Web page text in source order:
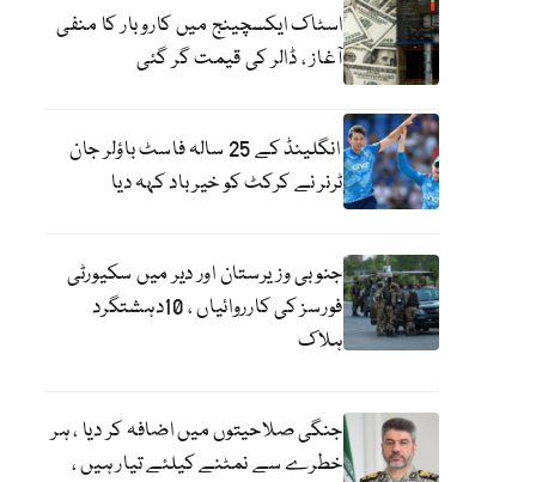
اسٹاک ایکسچینج میں کاروبار کا منفی
آغاز ، ڈالر کی قیمت گر گئی
انگلینڈ کے 25 سالہ فاسٹ باؤلر جان
ٹرنر نے کرکٹ کو خیر باد کہہ دیا
جنوبی وزیرستان اور دیر میں سکیورٹی
فورسز کی کارروائیاں ، 10دہشتگرد
ہلاک
جنگی صلاحیتوں میں اضافہ کر دیا ، ہر
خطرے سے نمٹنے کیلئے تیار ہیں ،